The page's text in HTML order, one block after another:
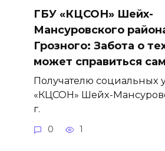
ГБУ «КЦСОН» Шейх-
Мансуровского
Грозного: Забота о
может справиться сам
Получателю социальных
«КЦСОН» Шейх-
г.
0 1